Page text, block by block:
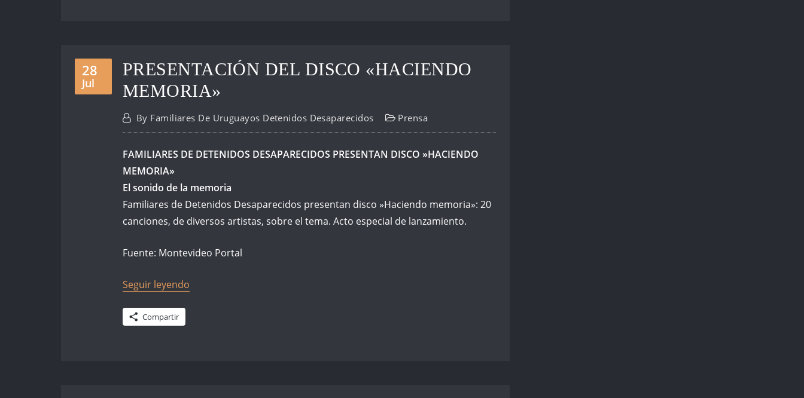
28
Jul
PRESENTACIÓN DEL DISCO «HACIENDO
MEMORIA»
By Familiares De Uruguayos Detenidos Desaparecidos Prensa
FAMILIARES DE DETENIDOS DESAPARECIDOS PRESENTAN DISCO »HACIENDO
MEMORIA»
El sonido de la memoria
Familiares de Detenidos Desaparecidos presentan disco »Haciendo memoria»: 20
canciones, de diversos artistas, sobre el tema. Acto especial de lanzamiento.
Fuente: Montevideo Portal
Seguir leyendo
Compartir